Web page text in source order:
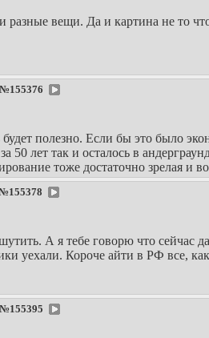
вещи. Да и картина не то
№155376
полезно. Если бы это было
50 лет так и осталось в
тоже достаточно зрелая и
155378
А я тебе говорю что сейчас
уехали. Короче айти в РФ все,
№155395